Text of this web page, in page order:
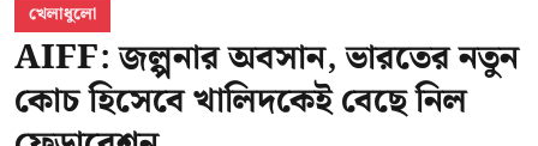
খেলাধুলো
AIFF: জল্পনার অবসান, ভারতের নতুন
কোচ হিসেবে খালিদকেই বেছে নিল